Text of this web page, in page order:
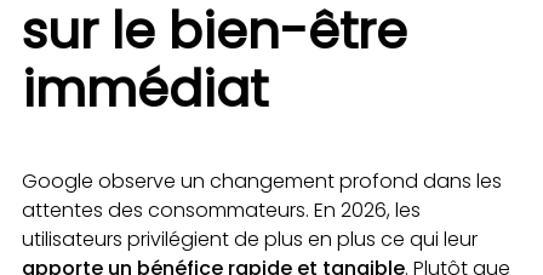
sur le bien-être
immédiat
Google observe un changement profond dans les
attentes des consommateurs. En 2026, les
utilisateurs privilégient de plus en plus ce qui leur
apporte un bénéfice rapide et tangible. Plutôt que